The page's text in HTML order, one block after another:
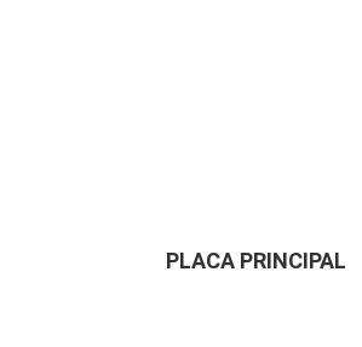
PLACA PRINCIPAL